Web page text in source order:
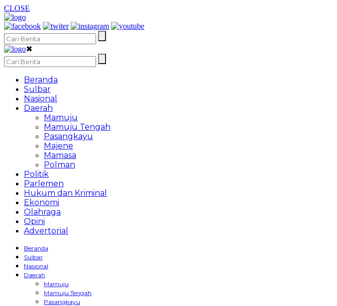
CLOSE
✖
Beranda
Sulbar
Nasional
Daerah
Mamuju
Mamuju Tengah
Pasangkayu
Majene
Mamasa
Polman
Politik
Parlemen
Hukum dan Kriminal
Ekonomi
Olahraga
Opini
Advertorial
Beranda
Sulbar
Nasional
Daerah
Mamuju
Mamuju Tengah
Pasangkayu